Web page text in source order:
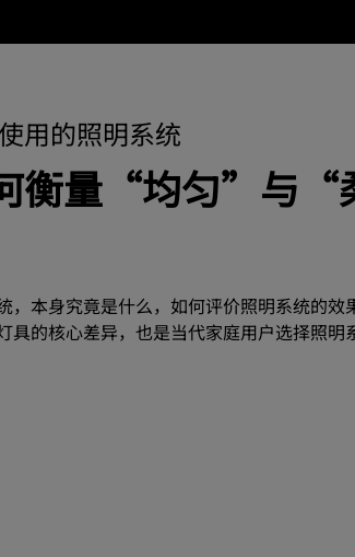
用的照明系统
衡量“均匀”与“
本身究竟是什么，如何评价照明系统的效
的核心差异，也是当代家庭用户选择照明